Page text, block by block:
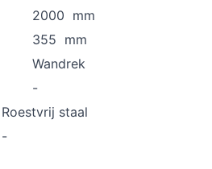
2000 mm
355 mm
Wandrek
-
Roestvrij staal
-